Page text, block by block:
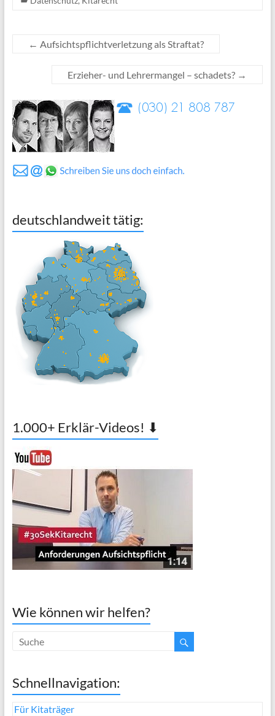
← Aufsichtspflichtverletzung als Straftat?
Erzieher- und Lehrermangel – schadets? →
deutschlandweit tätig:
1.000+ Erklär-Videos! ⬇
Wie können wir helfen?
Schnellnavigation:
Für Kitaträger